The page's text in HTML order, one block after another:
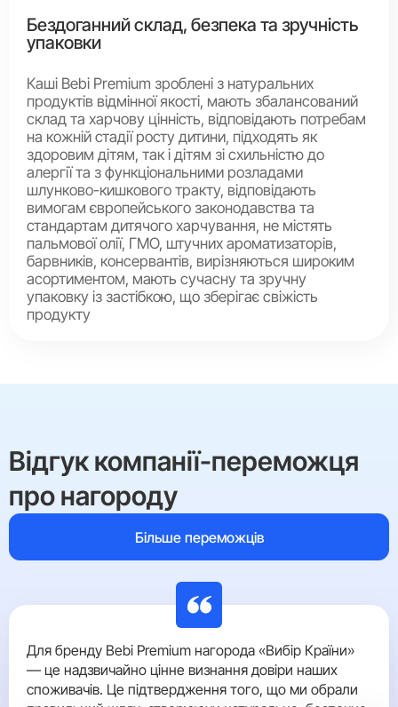
Бездоганний склад, безпека та зручність
упаковки
Каші Bebi Premium зроблені з натуральних
продуктів відмінної якості, мають збалансований
склад та харчову цінність, відповідають потребам
на кожній стадії росту дитини, підходять як
здоровим дітям, так і дітям зі схильністю до
алергії та з функціональними розладами
шлунково-кишкового тракту, відповідають
вимогам європейського законодавства та
стандартам дитячого харчування, не містять
пальмової олії, ГМО, штучних ароматизаторів,
барвників, консервантів, вирізняються широким
асортиментом, мають сучасну та зручну
упаковку із застібкою, що зберігає свіжість
продукту
Відгук компанії-переможця
про нагороду
Більше переможців
Для бренду Bebi Premium нагорода «Вибір Країни»
— це надзвичайно цінне визнання довіри наших
споживачів. Це підтвердження того, що ми обрали